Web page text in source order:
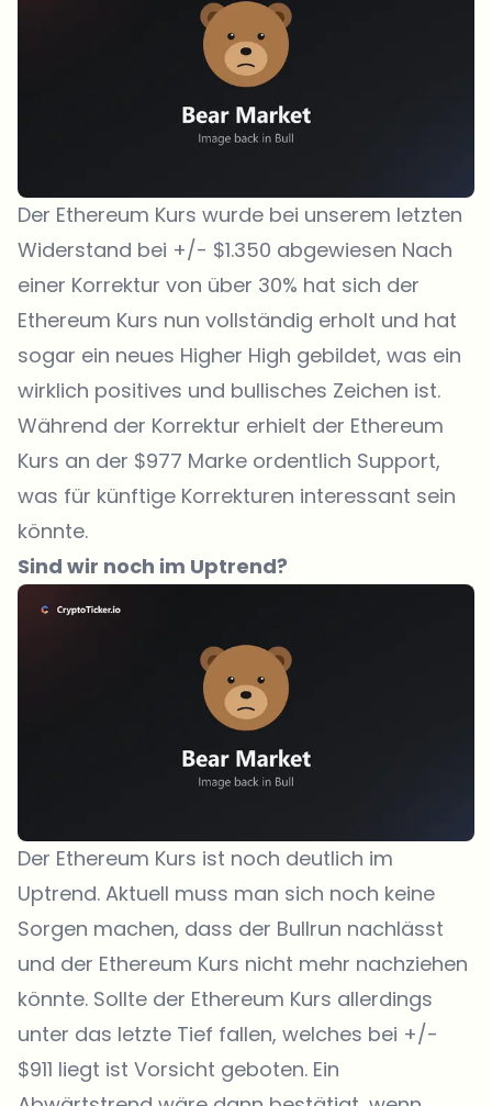
Der Ethereum Kurs wurde bei unserem letzten
Widerstand bei +/- $1.350 abgewiesen Nach
einer Korrektur von über 30% hat sich der
Ethereum Kurs nun vollständig erholt und hat
sogar ein neues Higher High gebildet, was ein
wirklich positives und bullisches Zeichen ist.
Während der Korrektur erhielt der Ethereum
Kurs an der $977 Marke ordentlich Support,
was für künftige Korrekturen interessant sein
könnte.
Sind wir noch im Uptrend?
Der Ethereum Kurs ist noch deutlich im
Uptrend. Aktuell muss man sich noch keine
Sorgen machen, dass der Bullrun nachlässt
und der Ethereum Kurs nicht mehr nachziehen
könnte. Sollte der Ethereum Kurs allerdings
unter das letzte Tief fallen, welches bei +/-
$911 liegt ist Vorsicht geboten. Ein